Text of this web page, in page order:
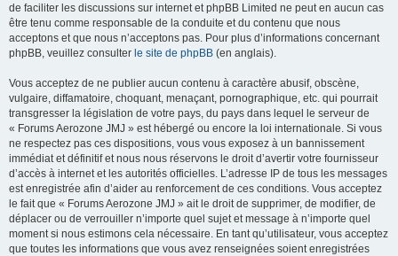
de faciliter les discussions sur internet et phpBB Limited ne peut en aucun cas
être tenu comme responsable de la conduite et du contenu que nous
acceptons et que nous n’acceptons pas. Pour plus d’informations concernant
phpBB, veuillez consulter le site de phpBB (en anglais).
Vous acceptez de ne publier aucun contenu à caractère abusif, obscène,
vulgaire, diffamatoire, choquant, menaçant, pornographique, etc. qui pourrait
transgresser la législation de votre pays, du pays dans lequel le serveur de
« Forums Aerozone JMJ » est hébergé ou encore la loi internationale. Si vous
ne respectez pas ces dispositions, vous vous exposez à un bannissement
immédiat et définitif et nous nous réservons le droit d’avertir votre fournisseur
d’accès à internet et les autorités officielles. L’adresse IP de tous les messages
est enregistrée afin d’aider au renforcement de ces conditions. Vous acceptez
le fait que « Forums Aerozone JMJ » ait le droit de supprimer, de modifier, de
déplacer ou de verrouiller n’importe quel sujet et message à n’importe quel
moment si nous estimons cela nécessaire. En tant qu’utilisateur, vous acceptez
que toutes les informations que vous avez renseignées soient enregistrées